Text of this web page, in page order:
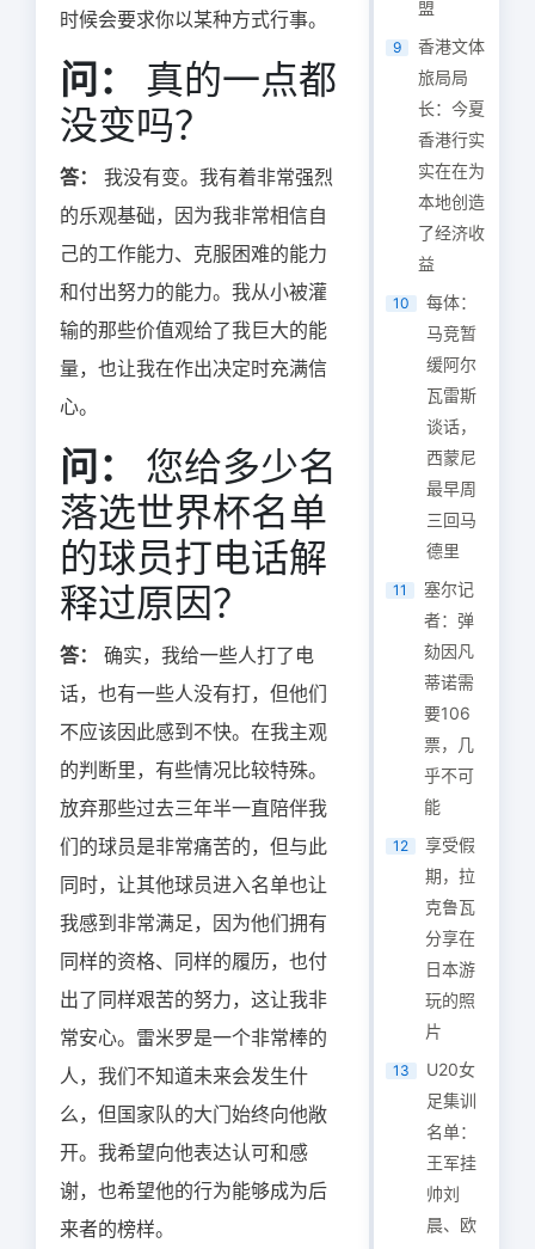
时候会要求你以某种方式行事。
问：
真的一点都
没变吗？
答：
我没有变。我有着非常强烈
的乐观基础，因为我非常相信自
己的工作能力、克服困难的能力
和付出努力的能力。我从小被灌
输的那些价值观给了我巨大的能
量，也让我在作出决定时充满信
心。
问：
您给多少名
落选世界杯名单
的球员打电话解
释过原因？
答：
确实，我给一些人打了电
话，也有一些人没有打，但他们
不应该因此感到不快。在我主观
的判断里，有些情况比较特殊。
放弃那些过去三年半一直陪伴我
们的球员是非常痛苦的，但与此
同时，让其他球员进入名单也让
我感到非常满足，因为他们拥有
同样的资格、同样的履历，也付
出了同样艰苦的努力，这让我非
常安心。雷米罗是一个非常棒的
人，我们不知道未来会发生什
么，但国家队的大门始终向他敞
开。我希望向他表达认可和感
谢，也希望他的行为能够成为后
来者的榜样。
盟
9
香港文体
旅局局
长：今夏
香港行实
实在在为
本地创造
了经济收
益
10
每体：
马竞暂
缓阿尔
瓦雷斯
谈话，
西蒙尼
最早周
三回马
德里
11
塞尔记
者：弹
劾因凡
蒂诺需
要106
票，几
乎不可
能
12
享受假
期，拉
克鲁瓦
分享在
日本游
玩的照
片
13
U20女
足集训
名单：
王军挂
帅刘
晨、欧